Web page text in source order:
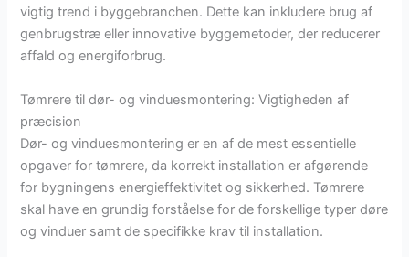
vigtig trend i byggebranchen. Dette kan inkludere brug af
genbrugstræ eller innovative byggemetoder, der reducerer
affald og energiforbrug.
Tømrere til dør- og vinduesmontering: Vigtigheden af
præcision
Dør- og vinduesmontering er en af de mest essentielle
opgaver for tømrere, da korrekt installation er afgørende
for bygningens energieffektivitet og sikkerhed. Tømrere
skal have en grundig forståelse for de forskellige typer døre
og vinduer samt de specifikke krav til installation.